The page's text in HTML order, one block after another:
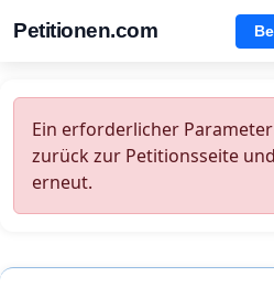
Petitionen.com
Ein erforderlicher
zurück zur Petitionsseite
erneut.